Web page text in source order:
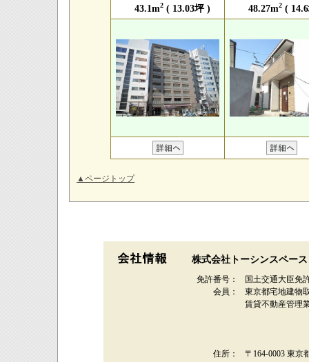
43.1m2 ( 13.03坪 )
48.27m2 (
▲ページトップ
株式会社トーシンスペース
免許番号：
国土交通大臣免
会員：
東京都宅地建物
賃貸不動産管理
住所：
〒164-0003 東京